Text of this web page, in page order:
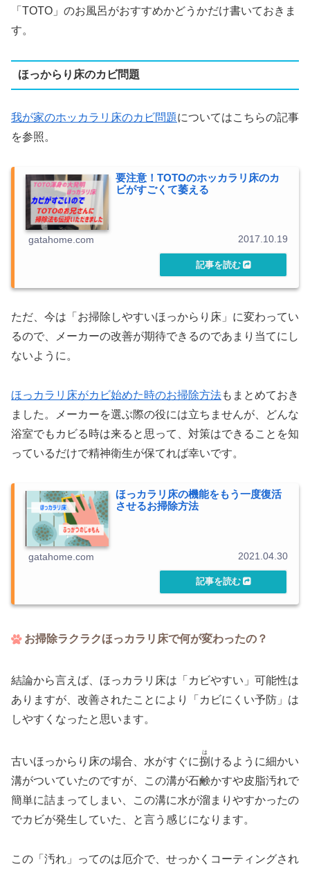
「TOTO」のお風呂がおすすめかどうかだけ書いておきま
す。
ほっからり床のカビ問題
我が家のホッカラリ床のカビ問題についてはこちらの記事
を参照。
要注意！TOTOのホッカラリ床のカ
ビがすごくて萎える
gatahome.com 2017.10.19
ただ、今は「お掃除しやすいほっからり床」に変わってい
るので、メーカーの改善が期待できるのであまり当てにし
ないように。
ほっカラリ床がカビ始めた時のお掃除方法もまとめておき
ました。メーカーを選ぶ際の役には立ちませんが、どんな
浴室でもカビる時は来ると思って、対策はできることを知
っているだけで精神衛生が保てれば幸いです。
ほっカラリ床の機能をもう一度復活
させるお掃除方法
gatahome.com 2021.04.30
お掃除ラクラクほっカラリ床で何が変わったの？
結論から言えば、ほっカラリ床は「カビやすい」可能性は
ありますが、改善されたことにより「カビにくい予防」は
しやすくなったと思います。
古いほっからり床の場合、水がすぐに捌
は
けるように細かい
溝がついていたのですが、この溝が石鹸かすや皮脂汚れで
簡単に詰まってしまい、この溝に水が溜まりやすかったの
でカビが発生していた、と言う感じになります。
この「汚れ」ってのは厄介で、せっかくコーティングされ